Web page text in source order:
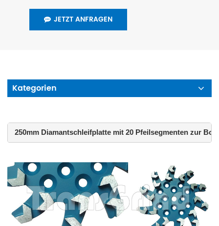
JETZT ANFRAGEN
Kategorien
250mm Diamantschleifplatte mit 20 Pfeilsegmenten zur